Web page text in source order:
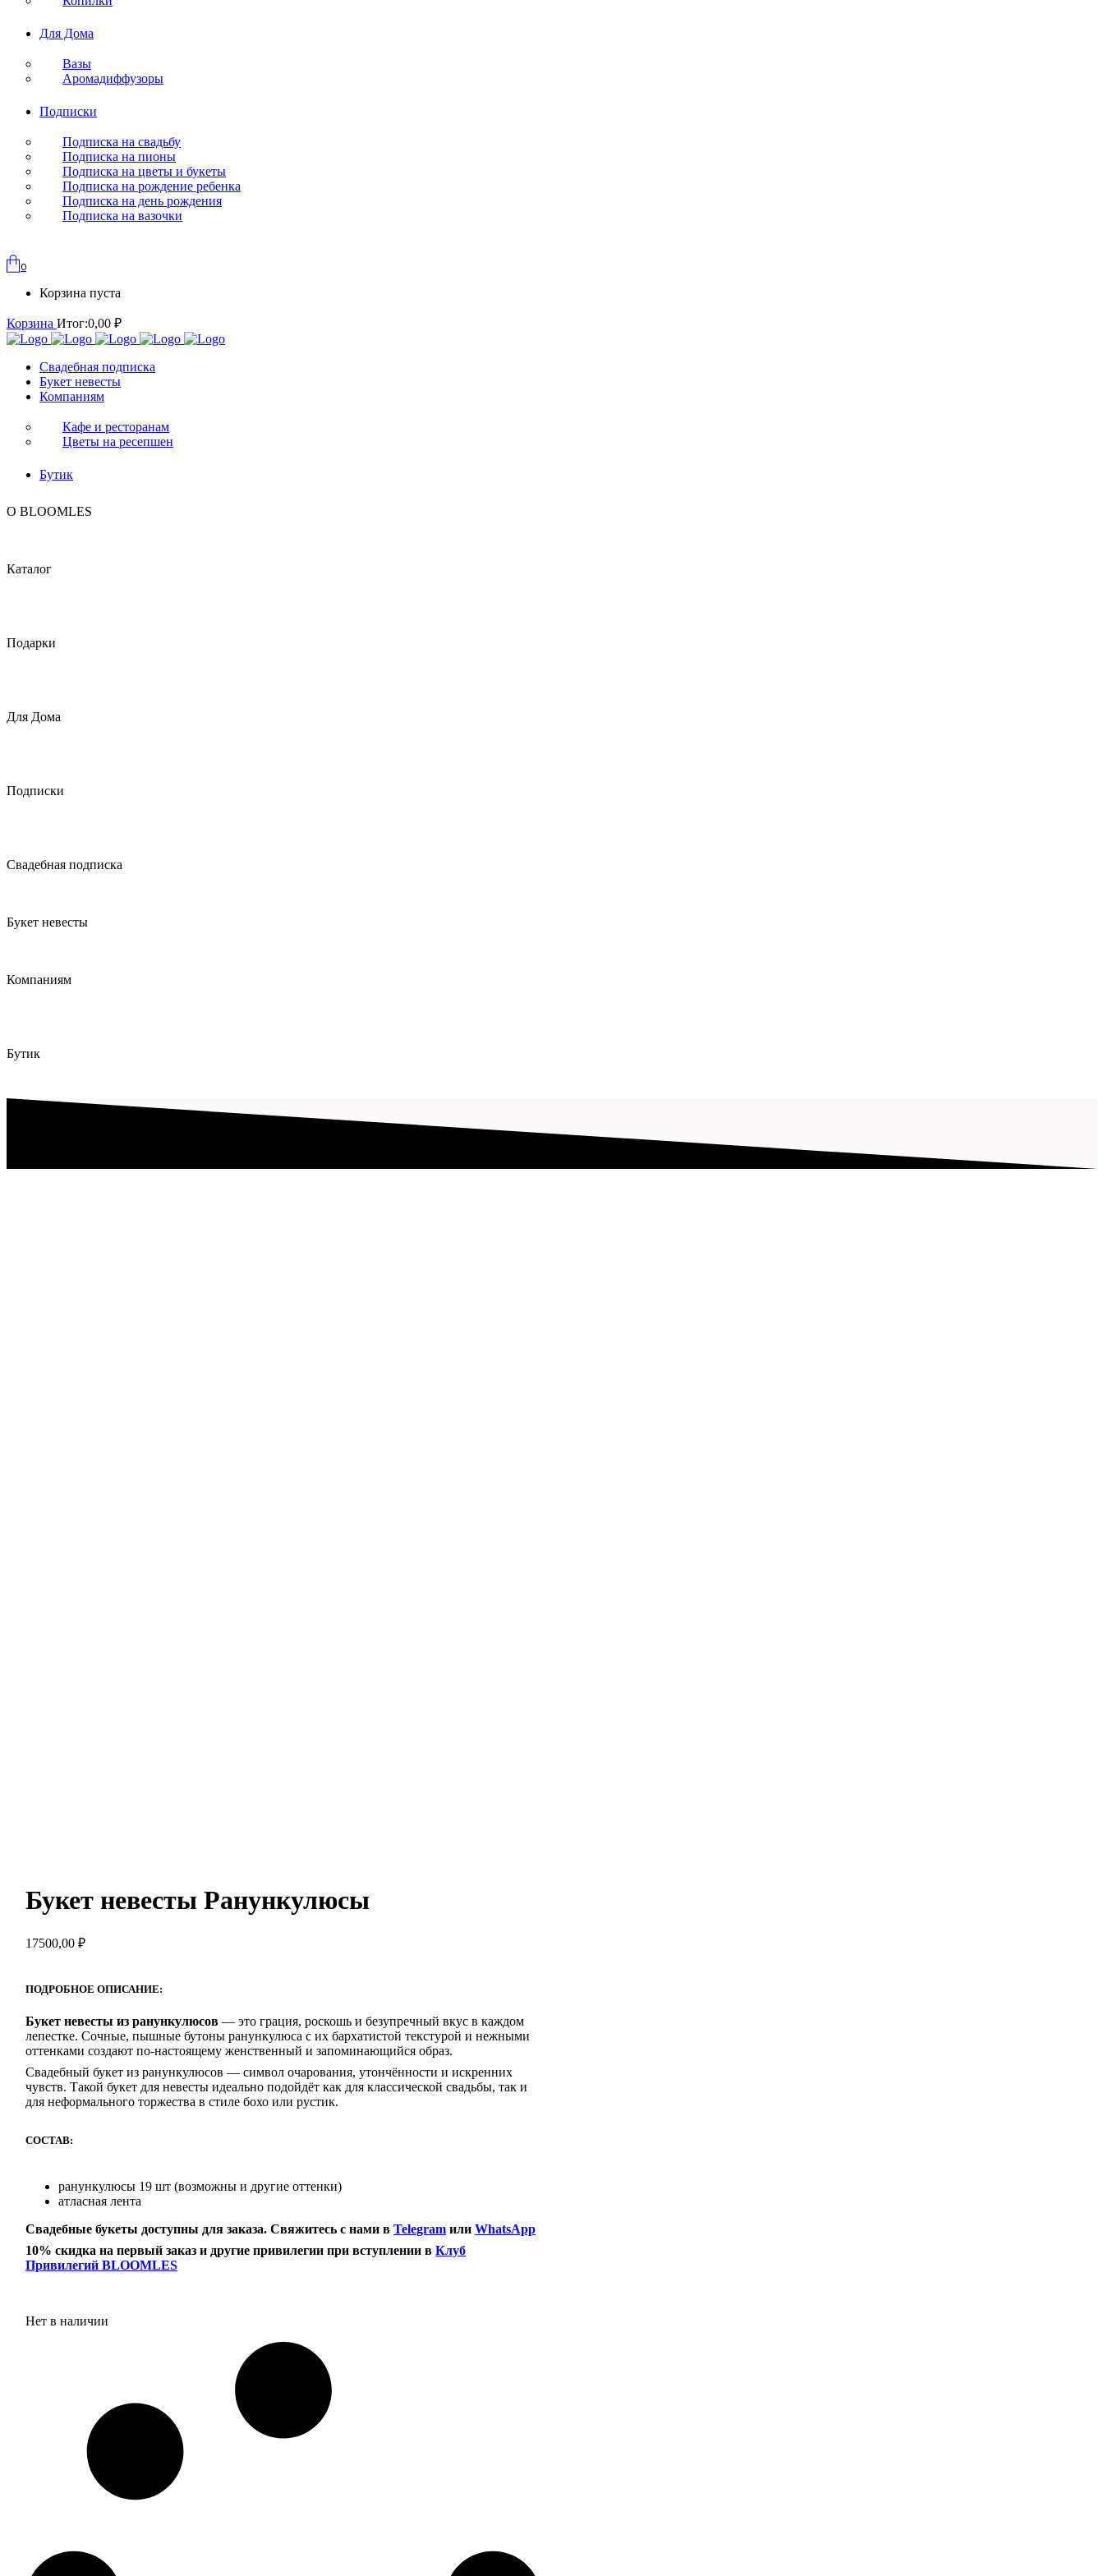
Для Дома
Вазы
Аромадиффузоры
Подписки
Подписка на свадьбу
Подписка на пионы
Подписка на цветы и букеты
Подписка на рождение ребенка
Подписка на день рождения
Подписка на вазочки
0
Корзина пуста
Корзина Итог:0,00 ₽
Свадебная подписка
Букет невесты
Компаниям
Кафе и ресторанам
Цветы на ресепшен
Бутик
O BLOOMLES
Каталог
Подарки
Для Дома
Подписки
Свадебная подписка
Букет невесты
Компаниям
Бутик
Букет невесты Ранункулюсы
17500,00 ₽
ПОДРОБНОЕ ОПИСАНИЕ:
Букет невесты из ранункулюсов — это грация, роскошь и безупречный вкус в каждом
лепестке. Сочные, пышные бутоны ранункулюса с их бархатистой текстурой и нежными
оттенками создают по-настоящему женственный и запоминающийся образ.
Свадебный букет из ранункулюсов — символ очарования, утончённости и искренних
чувств. Такой букет для невесты идеально подойдёт как для классической свадьбы, так и
для неформального торжества в стиле бохо или рустик.
СОСТАВ:
ранункулюсы 19 шт (возможны и другие оттенки)
атласная лента
Свадебные букеты доступны для заказа. Свяжитесь с нами в Telegram или WhatsApp
10% скидка на первый заказ и другие привилегии при вступлении в Клуб
Привилегий BLOOMLES
Нет в наличии